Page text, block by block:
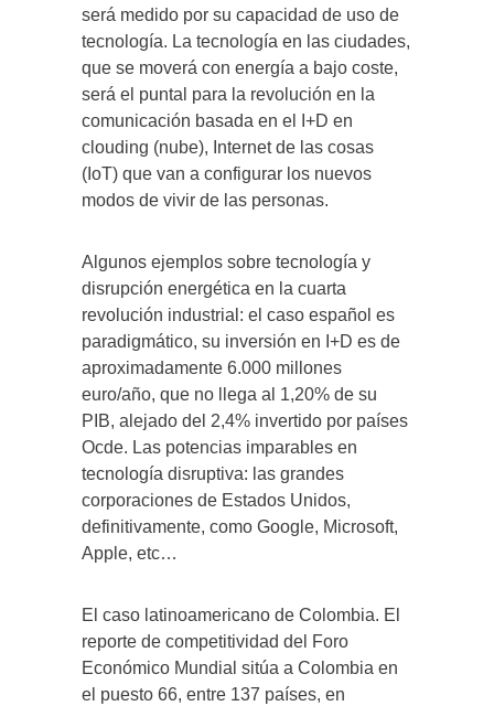
será medido por su capacidad de uso de
tecnología. La tecnología en las ciudades,
que se moverá con energía a bajo coste,
será el puntal para la revolución en la
comunicación basada en el I+D en
clouding (nube), Internet de las cosas
(IoT) que van a configurar los nuevos
modos de vivir de las personas.
Algunos ejemplos sobre tecnología y
disrupción energética en la cuarta
revolución industrial: el caso español es
paradigmático, su inversión en I+D es de
aproximadamente 6.000 millones
euro/año, que no llega al 1,20% de su
PIB, alejado del 2,4% invertido por países
Ocde. Las potencias imparables en
tecnología disruptiva: las grandes
corporaciones de Estados Unidos,
definitivamente, como Google, Microsoft,
Apple, etc…
El caso latinoamericano de Colombia. El
reporte de competitividad del Foro
Económico Mundial sitúa a Colombia en
el puesto 66, entre 137 países, en